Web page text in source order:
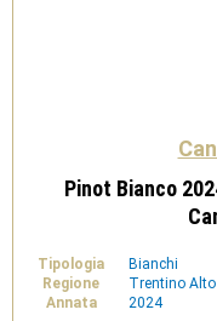
Pinot Bianco
Tipologia
Bianchi
Regione
Trentino
Annata
2024